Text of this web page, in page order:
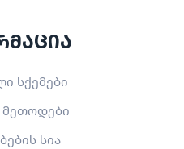
სქემები
მეთოდები
სია